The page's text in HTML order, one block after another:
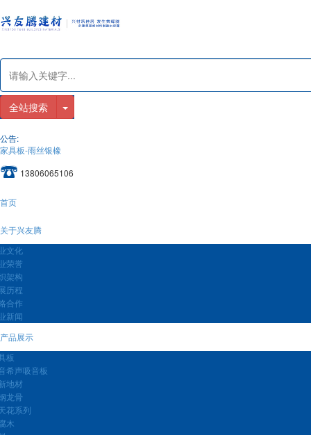
全站搜索
公告:
家具板-雨丝银橡
13806065106
首页
关于兴友腾
文化
荣誉
架构
历程
合作
新闻
产品展示
板
希声吸音板
地材
龙骨
花系列
木